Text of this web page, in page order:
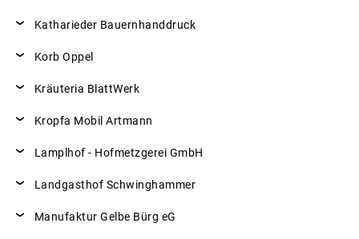
Katharieder Bauernhanddruck
Korb Oppel
Kräuteria BlattWerk
Kropfa Mobil Artmann
Lamplhof - Hofmetzgerei GmbH
Landgasthof Schwinghammer
Manufaktur Gelbe Bürg eG